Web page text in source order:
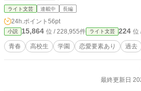
っ込まされ──”群青（ブルー・
なった、今はもうない群青の昔
ライト文芸 連載中 長編
24h.ポイント 56pt
小説 15,864 位 / 228,955件 ライト文芸 224 位
青春 高校生 学園 恋愛要素あり 過去
最終更新日